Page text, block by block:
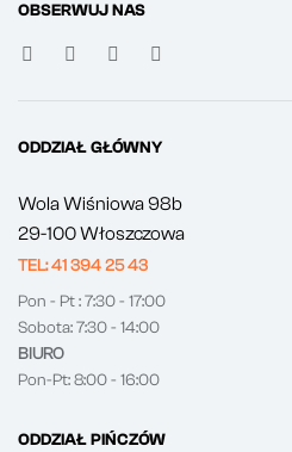
OBSERWUJ NAS
ODDZIAŁ GŁÓWNY
Wola Wiśniowa 98b
29-100 Włoszczowa
TEL: 41 394 25 43
Pon - Pt : 7:30 - 17:00
Sobota: 7:30 - 14:00
BIURO
Pon-Pt: 8:00 - 16:00
ODDZIAŁ PIŃCZÓW